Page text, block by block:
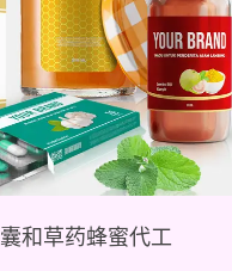
的草本代工，无论是胶囊还是
和草药蜂蜜代工